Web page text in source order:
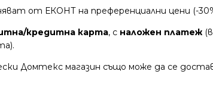
от ЕКОНТ на преференциални цени (-
кредитна карта, с наложен платеж
Домтекс магазин също може да се